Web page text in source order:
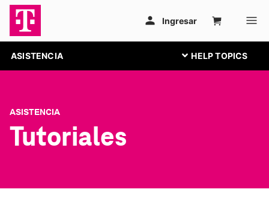
ASISTENCIA
ASISTENCIA
Tutoriales